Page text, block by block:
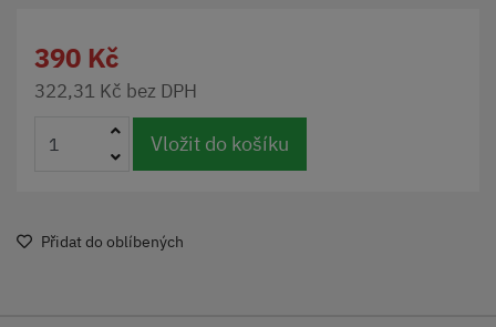
390 Kč
322,31 Kč bez DPH
Vložit do košíku
Přidat do oblíbených